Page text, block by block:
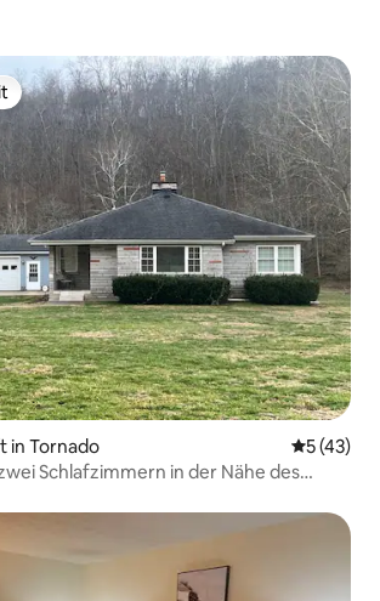
Favorit.
in Tornado
5 (43)
Schlafzimmern in der Nähe des